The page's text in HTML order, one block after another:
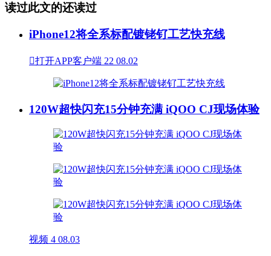
读过此文的还读过
iPhone12将全系标配镀铑钌工艺快充线
打开APP客户端 22 08.02
120W超快闪充15分钟充满 iQOO CJ现场体验
视频 4 08.03